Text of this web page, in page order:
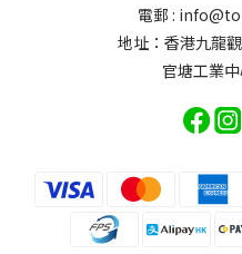
電郵 :
地址：香港九龍
官塘工業